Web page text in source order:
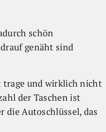
schön
genäht sind
trage und wirklich nicht
der Taschen ist
die Autoschlüssel, das